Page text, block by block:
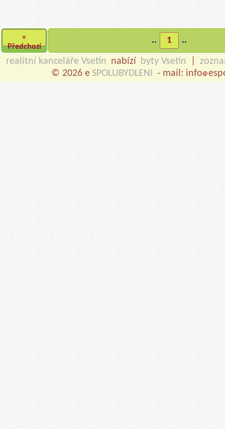
«
Předchozí
.. 1 ..
realitní kanceláře Vsetín nabízí byty Vsetín
© 2026 e SPOLUBYDLENI - mail: info